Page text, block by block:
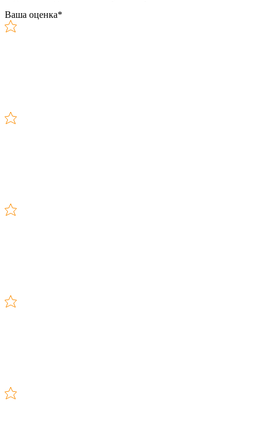
Ваша оценка*